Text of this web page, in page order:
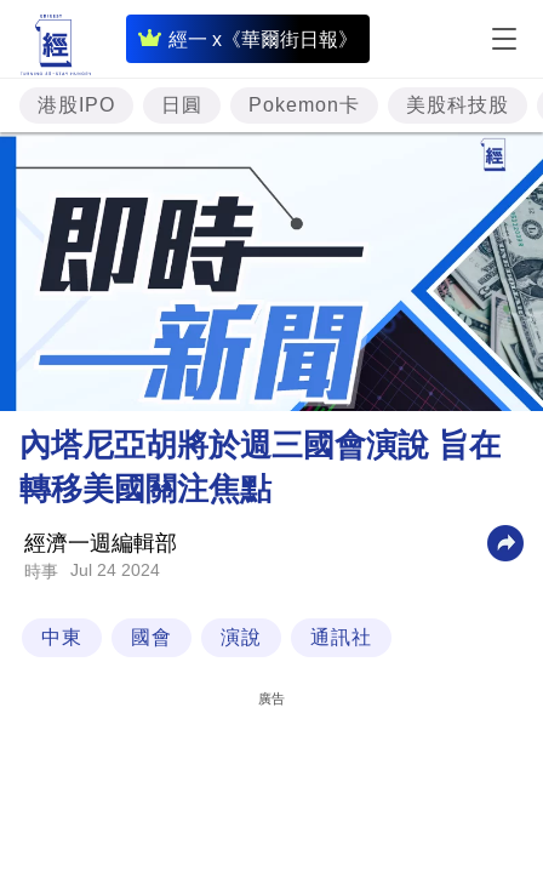
經一 x《華爾街日報》
即
時
財
經
專
題
投
資
樓
市
財
商
業
科
港股IPO 日圓 Pokemon卡 美股科技股
內塔尼亞胡將於週三國會演說 旨在
轉移美國關注焦點
經濟一週編輯部
時事 Jul 24 2024
中東 國會 演說 通訊社
廣告